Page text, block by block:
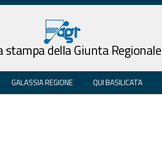
stampa della Giunta Regionale
GALASSIA REGIONE QUI BASILICATA